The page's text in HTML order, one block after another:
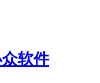
软件